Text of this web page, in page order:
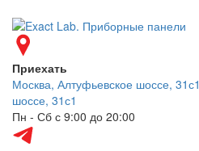
Приехать
Москва, Алтуфьевское шоссе, 31с1
шоссе, 31с1
Пн - Сб с 9:00 до 20:00